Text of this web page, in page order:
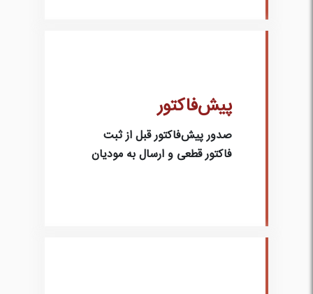
پیش‌فاکتور
صدور پیش‌فاکتور قبل از ثبت
فاکتور قطعی و ارسال به مودیان